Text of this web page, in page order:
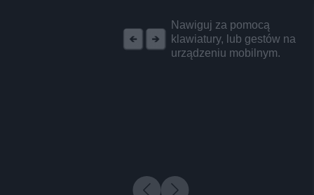
Nawiguj za pomocą
klawiatury, lub gestów na
urządzeniu mobilnym.